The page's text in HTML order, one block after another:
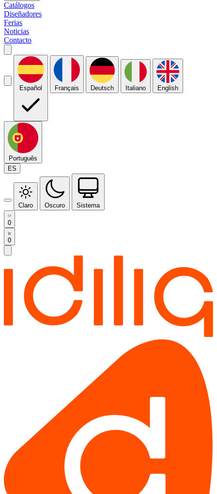
Catálogos
Diseñadores
Ferias
Noticias
Contacto
Español Français Deutsch Italiano English
Português
ES
Claro Oscuro Sistema
0
0